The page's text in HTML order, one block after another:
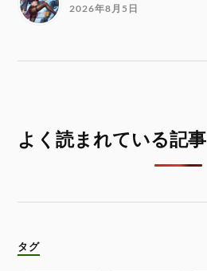
2026年8月5日
よく読まれている記事
タグ